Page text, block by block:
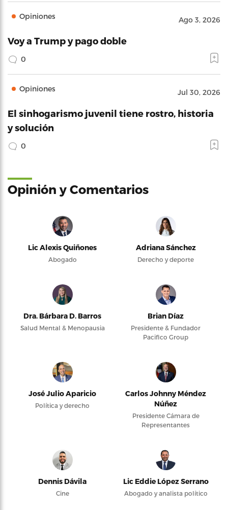
Opiniones Ago 3, 2026
Voy a Trump y pago doble
0
Opiniones Jul 30, 2026
El sinhogarismo juvenil tiene rostro, historia
y solución
0
Opinión y Comentarios
Lic Alexis Quiñones
Abogado
Adriana Sánchez
Derecho y deporte
Dra. Bárbara D. Barros
Salud Mental & Menopausia
Brian Díaz
Presidente & Fundador
Pacifico Group
José Julio Aparicio
Política y derecho
Carlos Johnny Méndez
Núñez
Presidente Cámara de
Representantes
Dennis Dávila
Cine
Lic Eddie López Serrano
Abogado y analista político